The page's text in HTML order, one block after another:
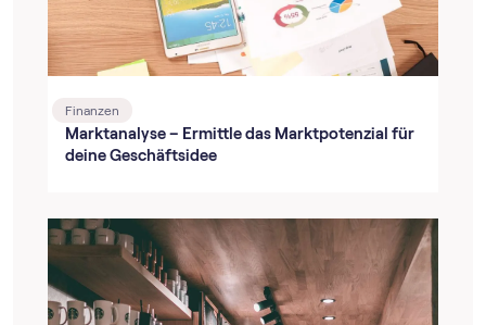
Finanzen
Marktanalyse – Ermittle das Marktpotenzial für
deine Geschäftsidee